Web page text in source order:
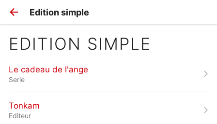
Edition simple
EDITION SIMPLE
Le cadeau de l'ange
Serie
Tonkam
Editeur